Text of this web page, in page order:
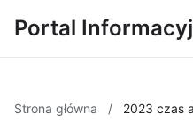
Portal
Strona główna / 2023 czas